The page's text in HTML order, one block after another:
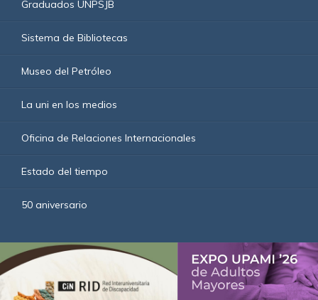
Graduados UNPSJB
Sistema de Bibliotecas
Museo del Petróleo
La uni en los medios
Oficina de Relaciones Internacionales
Estado del tiempo
50 aniversario